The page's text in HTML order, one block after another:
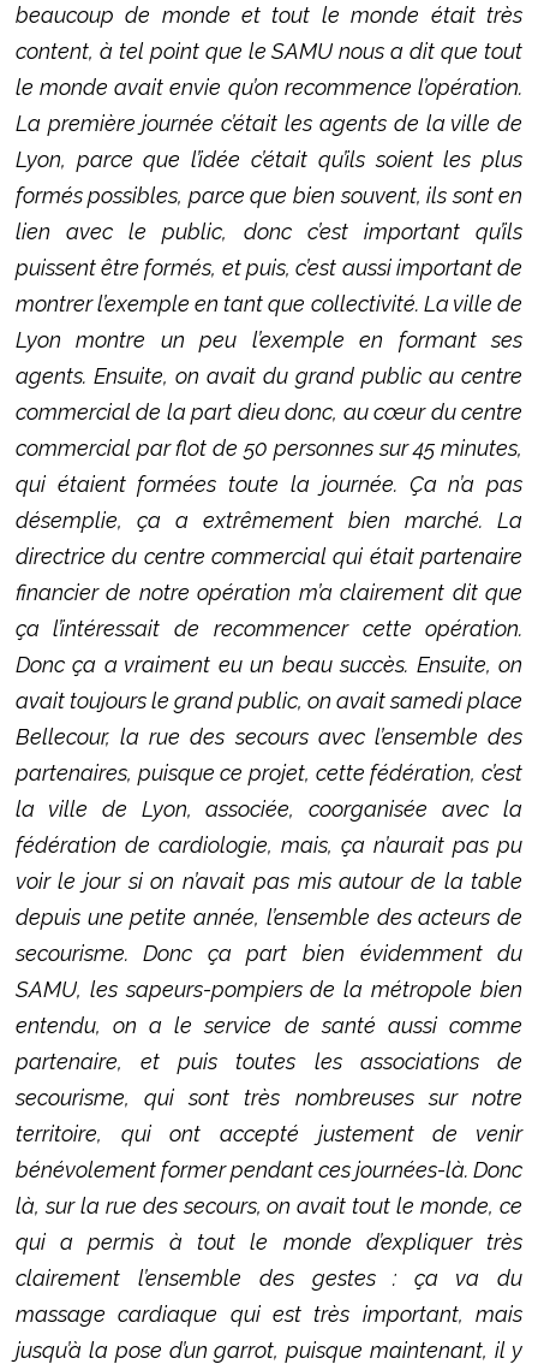
beaucoup de monde et tout le monde était très
content, à tel point que le SAMU nous a dit que tout
le monde avait envie qu’on recommence l’opération.
La première journée c’était les agents de la ville de
Lyon, parce que l’idée c’était qu’ils soient les plus
formés possibles, parce que bien souvent, ils sont en
lien avec le public, donc c’est important qu’ils
puissent être formés, et puis, c’est aussi important de
montrer l’exemple en tant que collectivité. La ville de
Lyon montre un peu l’exemple en formant ses
agents. Ensuite, on avait du grand public au centre
commercial de la part dieu donc, au cœur du centre
commercial par flot de 50 personnes sur 45 minutes,
qui étaient formées toute la journée. Ça n’a pas
désemplie, ça a extrêmement bien marché. La
directrice du centre commercial qui était partenaire
financier de notre opération m’a clairement dit que
ça l’intéressait de recommencer cette opération.
Donc ça a vraiment eu un beau succès. Ensuite, on
avait toujours le grand public, on avait samedi place
Bellecour, la rue des secours avec l’ensemble des
partenaires, puisque ce projet, cette fédération, c’est
la ville de Lyon, associée, coorganisée avec la
fédération de cardiologie, mais, ça n’aurait pas pu
voir le jour si on n’avait pas mis autour de la table
depuis une petite année, l’ensemble des acteurs de
secourisme. Donc ça part bien évidemment du
SAMU, les sapeurs-pompiers de la métropole bien
entendu, on a le service de santé aussi comme
partenaire, et puis toutes les associations de
secourisme, qui sont très nombreuses sur notre
territoire, qui ont accepté justement de venir
bénévolement former pendant ces journées-là. Donc
là, sur la rue des secours, on avait tout le monde, ce
qui a permis à tout le monde d’expliquer très
clairement l’ensemble des gestes : ça va du
massage cardiaque qui est très important, mais
jusqu’à la pose d’un garrot, puisque maintenant, il y